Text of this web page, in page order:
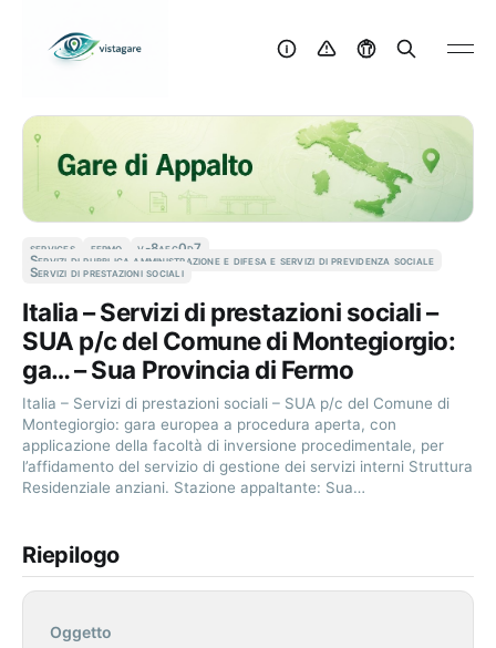
services fermo v-8aec0d7
Servizi di pubblica amministrazione e difesa e servizi di previdenza sociale
Servizi di prestazioni sociali
Italia – Servizi di prestazioni sociali –
SUA p/c del Comune di Montegiorgio:
ga… – Sua Provincia di Fermo
Italia – Servizi di prestazioni sociali – SUA p/c del Comune di
Montegiorgio: gara europea a procedura aperta, con
applicazione della facoltà di inversione procedimentale, per
l’affidamento del servizio di gestione dei servizi interni Struttura
Residenziale anziani. Stazione appaltante: Sua…
Riepilogo
Oggetto